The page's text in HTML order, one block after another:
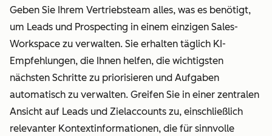
Geben Sie Ihrem Vertriebsteam alles, was es benötigt,
um Leads und Prospecting in einem einzigen Sales-
Workspace zu verwalten. Sie erhalten täglich KI-
Empfehlungen, die Ihnen helfen, die wichtigsten
nächsten Schritte zu priorisieren und Aufgaben
automatisch zu verwalten. Greifen Sie in einer zentralen
Ansicht auf Leads und Zielaccounts zu, einschließlich
relevanter Kontextinformationen, die für sinnvolle